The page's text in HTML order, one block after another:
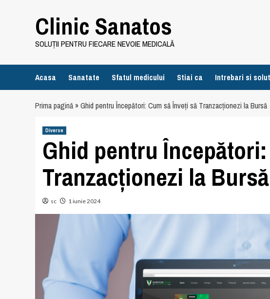
Clinic Sanatos
SOLUȚII PENTRU FIECARE NEVOIE MEDICALĂ
Acasa Sanatate Sfatul medicului Stiai ca Intrebari si
Prima pagină»Ghid pentru Începători: Cum să Înveți să Tranzacționezi la Bursă
Diverse
Ghid pentru
Tranzacționezi la Bursă
sc 1 iunie 2024